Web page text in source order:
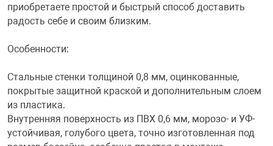
приобретаете простой и быстрый способ доставить
радость себе и своим близким.
Особенности:
Стальные стенки толщиной 0,8 мм, оцинкованные,
покрытые защитной краской и дополнительным слоем
из пластика.
Внутренняя поверхность из ПВХ 0,6 мм, морозо- и УФ-
устойчивая, голубого цвета, точно изготовленная под